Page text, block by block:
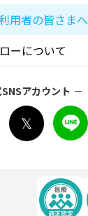
用者の皆さまへ
ーについて
アカウント